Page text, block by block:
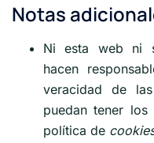
Notas
Ni esta web ni
hacen
veracidad de
puedan tener los
política de